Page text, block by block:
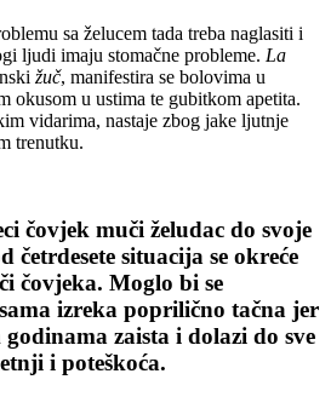
sa želucem tada treba naglasiti i
ljudi imaju stomačne probleme. La
žuč, manifestira se bolovima u
okusom u ustima te gubitkom apetita.
vidarima, nastaje zbog jake ljutnje
trenutku.
čovjek muči želudac do svoje
četrdesete situacija se okreće
čovjeka. Moglo bi se
izreka poprilično tačna jer
zaista i dolazi do sve
i poteškoća.